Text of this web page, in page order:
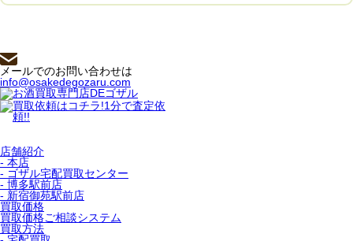
メールでのお問い合わせは
info@osakedegozaru.com
店舗紹介
- 本店
- ゴザル宅配買取センター
- 博多駅前店
- 新宿御苑駅前店
買取価格
買取価格ご相談システム
買取方法